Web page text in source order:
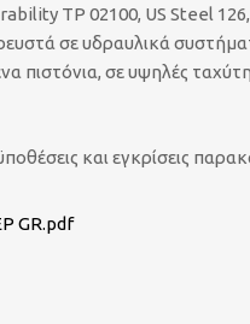
TP 02100, US Steel 126,
σε υδραυλικά
πιστόνια, σε υψηλές
και εγκρίσεις
GR.pdf